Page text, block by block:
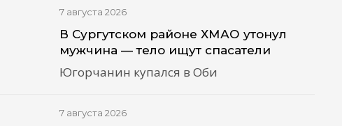
7 августа 2026
В Сургутском районе ХМАО утонул
мужчина — тело ищут спасатели
Югорчанин купался в Оби
7 августа 2026